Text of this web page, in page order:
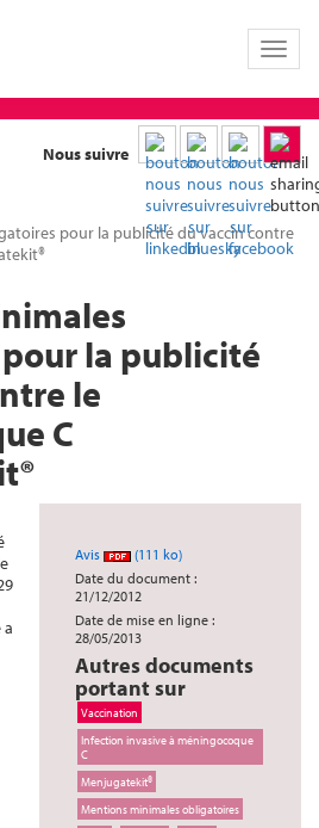
Toggle
Nous suivre
pour la publicité du vaccin contre
la publicité
le
C
Avis
(111 ko)
Date du document :
21/12/2012
Date de mise en ligne :
28/05/2013
Autres documents
portant sur
Vaccination
Infection invasive à méningocoque
C
Menjugatekit®
Mentions minimales obligatoires